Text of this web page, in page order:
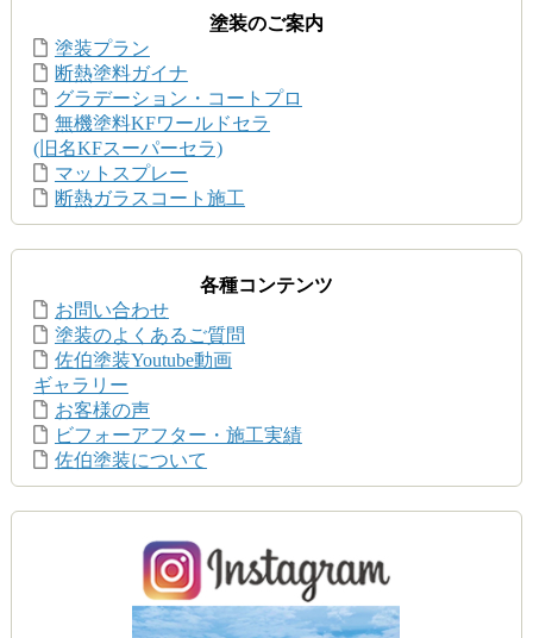
塗装のご案内
塗装プラン
断熱塗料ガイナ
グラデーション・コートプロ
無機塗料KFワールドセラ
(旧名KFスーパーセラ)
マットスプレー
断熱ガラスコート施工
各種コンテンツ
お問い合わせ
塗装のよくあるご質問
佐伯塗装Youtube動画
ギャラリー
お客様の声
ビフォーアフター・施工実績
佐伯塗装について